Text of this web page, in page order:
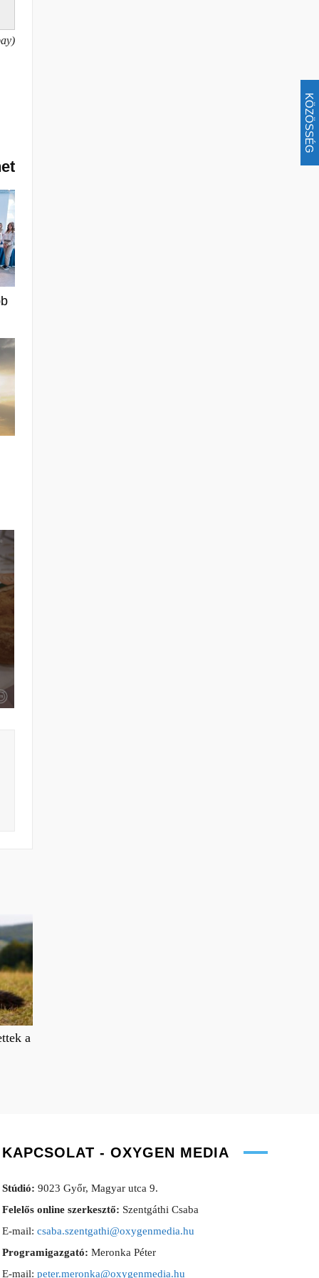
KÖZÖSSÉG
a
KAPCSOLAT - OXYGEN MEDIA
Stúdió: 9023 Győr, Magyar utca 9.
Felelős online szerkesztő: Szentgáthi Csaba
E-mail: csaba.szentgathi@oxygenmedia.hu
Programigazgató: Meronka Péter
E-mail: peter.meronka@oxygenmedia.hu